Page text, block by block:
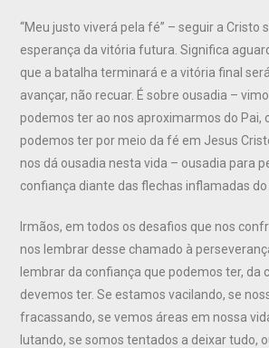
“Meu justo viverá pela fé” – seguir a Cristo
esperança da vitória futura. Significa
que a batalha terminará e a vitória final
avançar, não recuar. É sobre ousadia –
podemos ter ao nos aproximarmos do Pai,
podemos ter por meio da fé em Jesus
nos dá ousadia nesta vida – ousadia para
confiança diante das flechas inflamadas do
Irmãos, em todos os desafios que nos
nos lembrar desse chamado à
lembrar da confiança que podemos ter, da
devemos ter. Se estamos vacilando, se
fracassando, se vemos áreas em nossa
lutando, se somos tentados a deixar tudo,